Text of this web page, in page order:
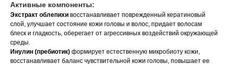
Активные компоненты:
Экстракт облепихи восстанавливает поврежденный кератиновый
слой, улучшает состояние кожи головы и волос, придает волосам
блеск и гладкость, оберегает от агрессивных воздействий окружающей
среды.
Инулин (пребиотик) формирует естественную микробиоту кожи,
восстанавливает баланс чувствительной кожи головы, повышает ее